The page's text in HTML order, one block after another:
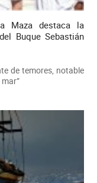
Maza destaca la
Buque Sebastián
de temores, notable